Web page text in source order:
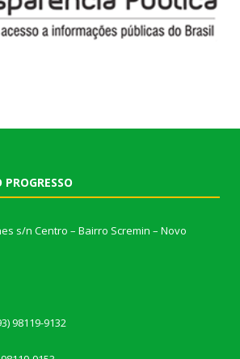
s/n Centro – Bairro Scremin – Novo
98119-9132